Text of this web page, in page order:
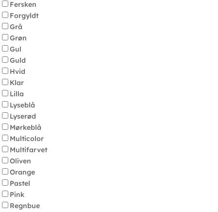
Fersken
Forgyldt
Grå
Grøn
Gul
Guld
Hvid
Klar
Lilla
Lyseblå
Lyserød
Mørkeblå
Multicolor
Multifarvet
Oliven
Orange
Pastel
Pink
Regnbue